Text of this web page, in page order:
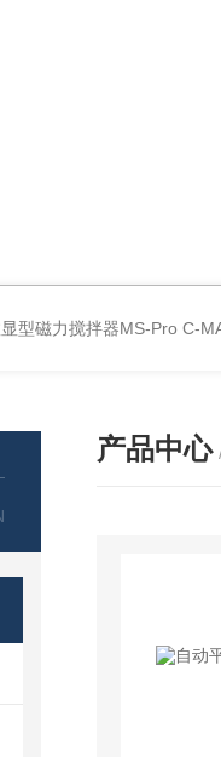
型磁力搅拌器MS-Pro C-
产品中心